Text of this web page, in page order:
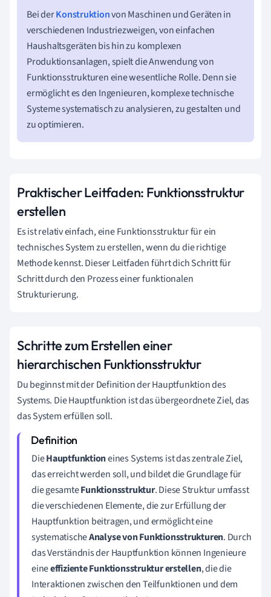
Bei derKonstruktionvon Maschinen und Geräten in
verschiedenen Industriezweigen, von einfachen
Haushaltsgeräten bis hin zu komplexen
Produktionsanlagen, spielt die Anwendung von
Funktionsstrukturen eine wesentliche Rolle. Denn sie
ermöglicht es den Ingenieuren, komplexe technische
Systeme systematisch zu analysieren, zu gestalten und
zu optimieren.
Praktischer Leitfaden: Funktionsstruktur
erstellen
Es ist relativ einfach, eine Funktionsstruktur für ein
technisches System zu erstellen, wenn du die richtige
Methode kennst. Dieser Leitfaden führt dich Schritt für
Schritt durch den Prozess einer funktionalen
Strukturierung.
Schritte zum Erstellen einer
hierarchischen Funktionsstruktur
Du beginnst mit der Definition der Hauptfunktion des
Systems. Die Hauptfunktion ist das übergeordnete Ziel, das
das System erfüllen soll.
DieHauptfunktioneines Systems ist das zentrale Ziel,
das erreicht werden soll, und bildet die Grundlage für
die gesamteFunktionsstruktur. Diese Struktur umfasst
die verschiedenen Elemente, die zur Erfüllung der
Hauptfunktion beitragen, und ermöglicht eine
systematischeAnalyse von Funktionsstrukturen. Durch
das Verständnis der Hauptfunktion können Ingenieure
eineeffiziente Funktionsstruktur erstellen, die die
Interaktionen zwischen den Teilfunktionen und dem